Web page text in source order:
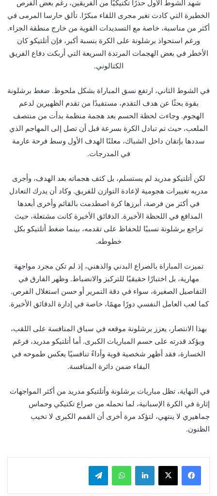
شهد الشوط الأول حذرًا تكتيكيًا من الفريقين، رغم بعض الفرص
الخطيرة التي كادت تغير مجرى اللقاء مبكرًا. تألق حارسا المرمى في
أكثر من مناسبة، خاصة مع التسديدات القوية من خارج منطقة الجزاء.
ورغم استحواذ برشلونة على الكرة بنسبة أكبر، فإن أتلتيكو كان
الأخطر في بعض الهجمات المرتدة السريعة التي أربكت دفاع الفريق
الكتالوني.
في الشوط الثاني، ارتفع نسق المباراة بشكل ملحوظ. ضغط برشلونة
بقوة بحثًا عن هدف التقدم، مستفيدًا من تقدم الظهيرين لدعم
الهجوم. وجاءت لحظة الحسم بعد هجمة منظمة بدأت من منتصف
الملعب، حيث تم تبادل الكرة بسرعة قبل أن تصل إلى المهاجم الذي
سددها بإتقان داخل الشباك، معلنًا الهدف الأول وسط فرحة عارمة
في المدرجات.
لكن أتلتيكو مدريد لم يستسلم، بل كثف هجماته بعد الهدف، وأجرى
مدربه تغييرات هجومية لإعادة التوازن للفريق. وكاد أن يدرك التعادل
في أكثر من فرصة، أبرزها كرة اصطدمت بالقائم وأخرى أبعدها
المدافع في اللحظة الأخيرة. الدقائق الأخيرة كانت مشتعلة، حيث
تراجع برشلونة نسبيًا للحفاظ على تقدمه، بينما ضغط أتلتيكو بكل
خطوطه.
تميزت المباراة بالصراع البدني والذهني، إذ لم تكن مجرد مواجهة
مهارية، بل اختبارًا حقيقيًا للتركيز والانضباط. وظهر الفارق في
التفاصيل الصغيرة، سواء في دقة التمرير أو حسن استغلال الفرص.
كما لعب العامل النفسي دورًا مهمًا، خاصة في إدارة الدقائق الأخيرة.
بهذا الانتصار، يعزز برشلونة موقعه في سباق المنافسة على اللقب،
ويؤكد قدرته على حسم المباريات الكبرى. أما أتلتيكو مدريد، فرغم
الخسارة، فقد أظهر شخصية قوية وأداءً تنافسيًا يعكس طموحه في
البقاء ضمن دائرة المنافسة.
في النهاية، تظل مباريات برشلونة وأتلتيكو مدريد من أكثر المواجهات
إثارة في الكرة الإسبانية، لما تحمله من صراع تكتيكي وحماس
جماهيري لا ينتهي، لتؤكد مرة أخرى أن القمم الكبرى لا تخيب
الظنون.
لينكدإن واتساب